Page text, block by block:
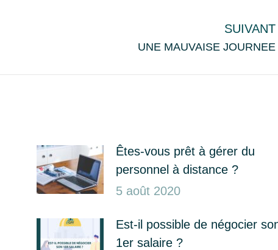
SUIVANT
UNE MAUVAISE JOURNEE
Êtes-vous prêt à gérer du
personnel à distance ?
5 août 2020
Est-il possible de négocier
1er salaire ?